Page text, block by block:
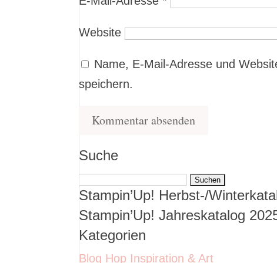
Website
Name, E-Mail-Adresse und
speichern.
Suche
Suchen
nach:
Stampin’Up! Herbst-/
Stampin’Up! Jahreskatalog
Kategorien
Blog Hop Inspiration & Art